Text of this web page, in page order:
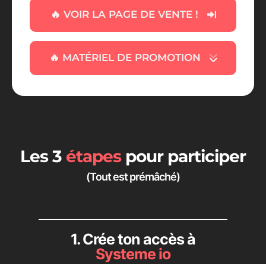
🔥 VOIR LA PAGE DE VENTE !
🔥 MATÉRIEL DE PROMOTION
Les 3 étapes pour participer
(Tout est prémâché)
1. Crée ton accès à
Systeme io